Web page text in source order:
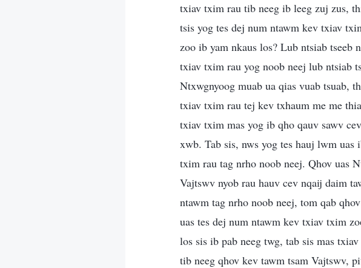
txiav txim rau tib neeg ib leeg zuj zus,
tsis yog tes dej num ntawm kev txiav
zoo ib yam nkaus los? Lub ntsiab tseeb
txiav txim rau yog noob neej lub ntsiab
Ntxwgnyoog muab ua qias vuab tsuab,
txiav txim rau tej kev txhaum me me
txiav txim mas yog ib qho qauv sawv
xwb. Tab sis, nws yog tes hauj lwm
txim rau tag nrho noob neej. Qhov uas
Vajtswv nyob rau hauv cev nqaij daim
ntawm tag nrho noob neej, tom qab
uas tes dej num ntawm kev txiav txim
los sis ib pab neeg twg, tab sis mas
tib neeg qhov kev tawm tsam Vajtswv,